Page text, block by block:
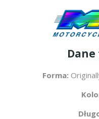
Forma: